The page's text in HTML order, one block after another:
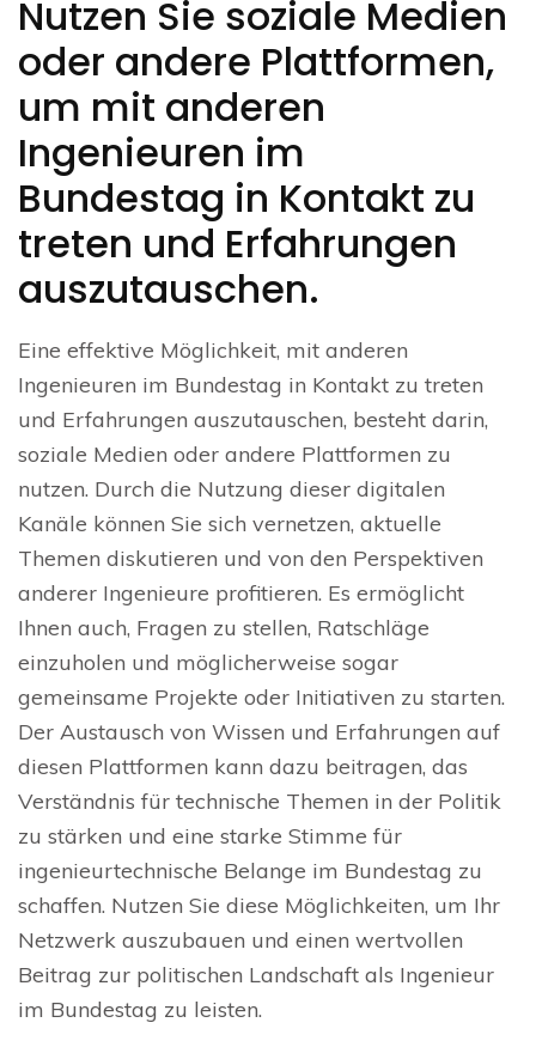
Nutzen Sie soziale Medien
oder andere Plattformen,
um mit anderen
Ingenieuren im
Bundestag in Kontakt zu
treten und Erfahrungen
auszutauschen.
Eine effektive Möglichkeit, mit anderen
Ingenieuren im Bundestag in Kontakt zu treten
und Erfahrungen auszutauschen, besteht darin,
soziale Medien oder andere Plattformen zu
nutzen. Durch die Nutzung dieser digitalen
Kanäle können Sie sich vernetzen, aktuelle
Themen diskutieren und von den Perspektiven
anderer Ingenieure profitieren. Es ermöglicht
Ihnen auch, Fragen zu stellen, Ratschläge
einzuholen und möglicherweise sogar
gemeinsame Projekte oder Initiativen zu starten.
Der Austausch von Wissen und Erfahrungen auf
diesen Plattformen kann dazu beitragen, das
Verständnis für technische Themen in der Politik
zu stärken und eine starke Stimme für
ingenieurtechnische Belange im Bundestag zu
schaffen. Nutzen Sie diese Möglichkeiten, um Ihr
Netzwerk auszubauen und einen wertvollen
Beitrag zur politischen Landschaft als Ingenieur
im Bundestag zu leisten.